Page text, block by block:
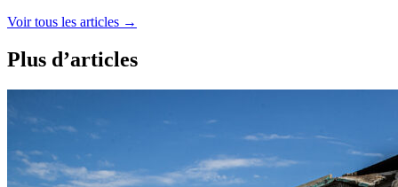
Voir tous les articles →
Plus d’articles